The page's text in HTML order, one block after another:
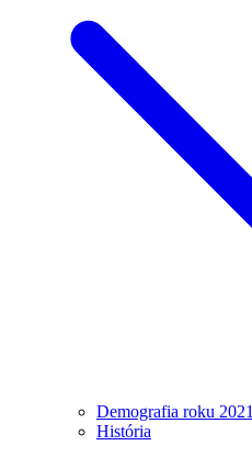
Demografia roku 2021
História